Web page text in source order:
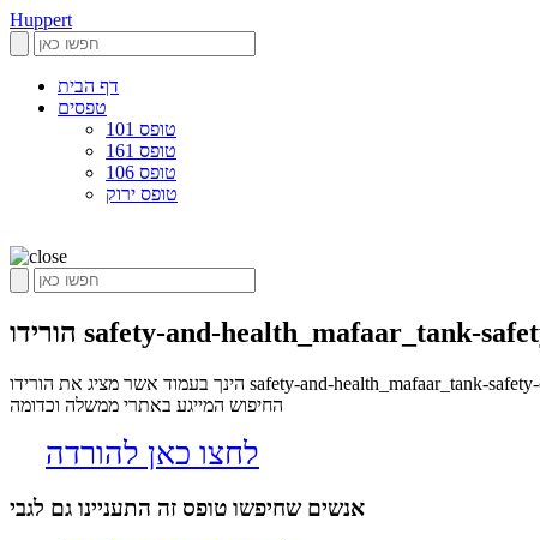
Huppert
דף הבית
טפסים
טופס 101
טופס 161
טופס 106
טופס ירוק
הינך בעמוד אשר מציג את הורידו safety-and-health_mafaar_tank-safety-clarification כקובץ pdf, הופרט הינו אלגוריתם שסורק את הרשת בחיפוש אחר טפסים שיכולים לשמש כל אחד בחיי היום יום המנוע מיועד לחסוך את
החיפוש המייגע באתרי ממשלה וכדומה
לחצו כאן להורדה
אנשים שחיפשו טופס זה התעניינו גם לגבי